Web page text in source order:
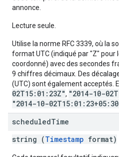
annonce.
Lecture seule.
Utilise la norme RFC 3339, où la
format UTC (indiqué par "Z" pour
coordonné) avec des secondes
9 chiffres décimaux. Des
(UTC) sont également acceptés.
02T15:01:23Z", "2014-10-
"2014-10-
scheduledTime
string (Timestamp format)